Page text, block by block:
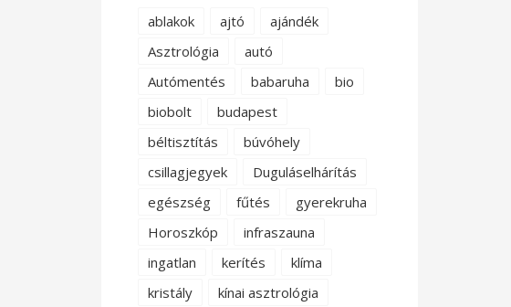
ablakok ajtó
ajándék
Asztrológia
autó
Autómentés
babaruha
bio
biobolt
budapest
béltisztítás
búvóhely
csillagjegyek
Duguláselhárítás
egészség
fűtés
gyerekruha
Horoszkóp
infraszauna
ingatlan
kerítés
klíma
kristály
kínai asztrológia